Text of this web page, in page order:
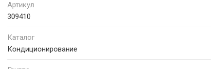
Артикул
309410
Каталог
Кондиционирование